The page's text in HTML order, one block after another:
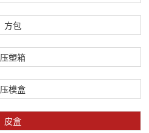
方包
压塑箱
压模盒
皮盒